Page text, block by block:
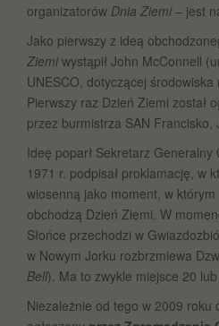
organizatorów Dnia Ziemi– jest
Jako pierwszy z ideą
Ziemiwystąpił John McConnell
UNESCO, dotyczącej
Pierwszy raz Dzień Ziemi został
przez burmistrza SAN Francisko,
Ideę poparł Sekretarz
1971 r. podpisał proklamację, w
wiosenną jako moment, w
obchodzą Dzień Ziemi. W
Słońce przechodzi w
w Nowym Jorku rozbrzmiewa
Bell). Ma to zwykle miejsce 20
Niezależnie od tego w 2009 roku